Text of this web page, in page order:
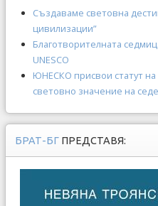
Създаваме световна
цивилизации”
Благотворителната
UNESCO
ЮНЕСКО присвои статут
световно значение на
БРАТ-БГ ПРЕДСТАВЯ: